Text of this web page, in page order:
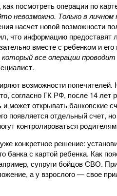
посмотреть операции по
невозможно. Только в личном
насчет новой возможности
что информацию предоставят
вместе с ребенком и его
все операции проводит
возможности попечителей.
согласно ГК РФ, после 14 лет
может открывать банковские
появляется отдельный счет,
контролироваться
конкретное решение:
банка с картой ребенка. Как
супруги бойцов СВО.
а у взрослого — свое